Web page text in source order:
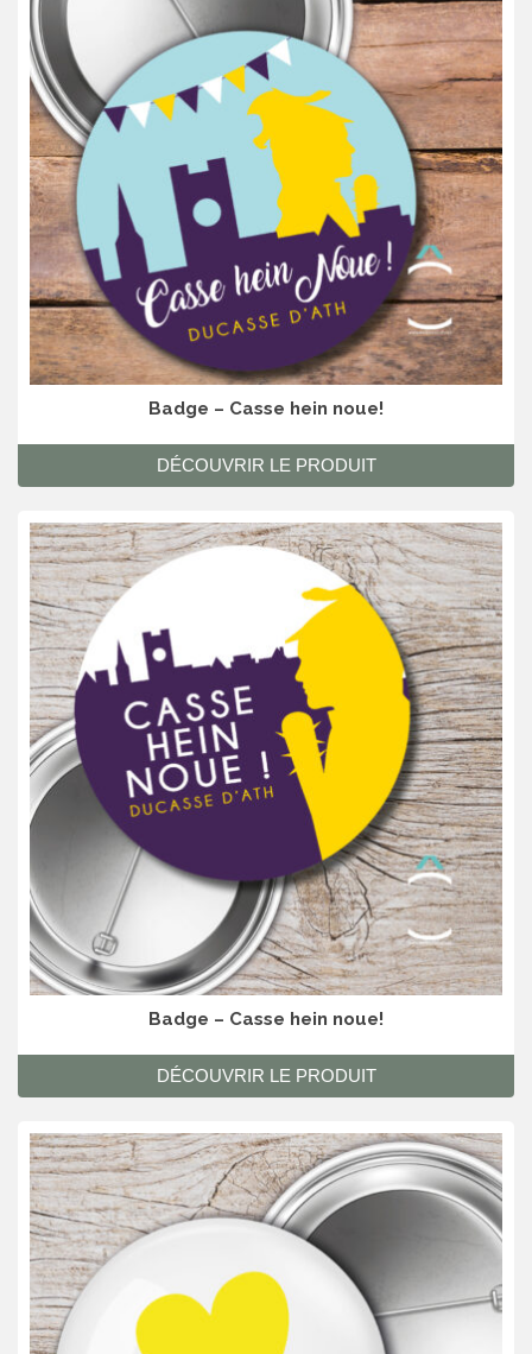
Badge – Casse hein noue!
DÉCOUVRIR LE PRODUIT
Badge – Casse hein noue!
DÉCOUVRIR LE PRODUIT